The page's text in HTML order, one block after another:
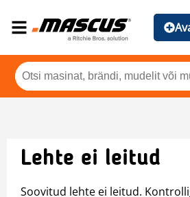
Lehte ei leitud
Soovitud lehte ei leitud.